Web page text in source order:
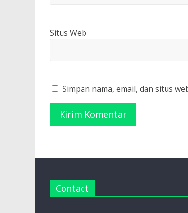
Situs Web
Simpan nama, email, dan situs
Contact